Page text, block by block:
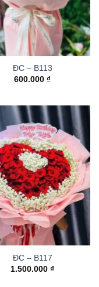
ĐC – B113
600.000 ₫
ĐC – B117
1.500.000 ₫